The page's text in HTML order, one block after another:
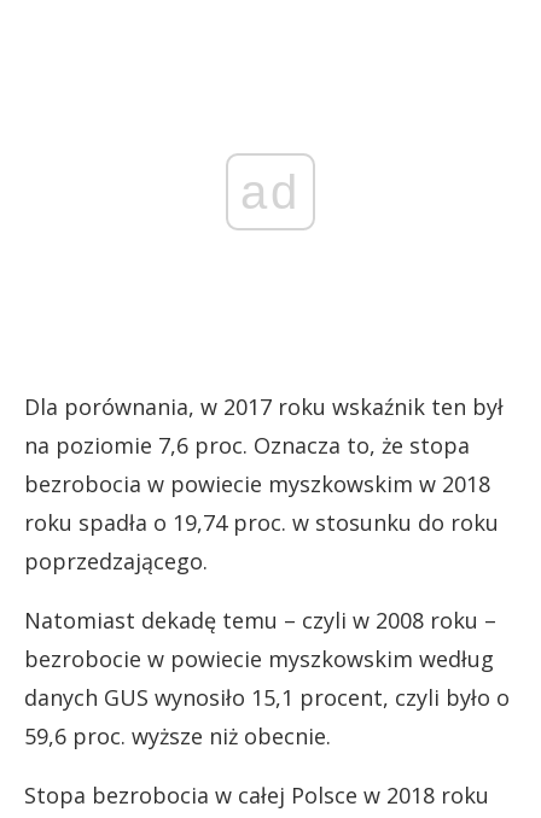
ad
Dla porównania, w 2017 roku wskaźnik ten był
na poziomie 7,6 proc. Oznacza to, że stopa
bezrobocia w powiecie myszkowskim w 2018
roku spadła o 19,74 proc. w stosunku do roku
poprzedzającego.
Natomiast dekadę temu – czyli w 2008 roku –
bezrobocie w powiecie myszkowskim według
danych GUS wynosiło 15,1 procent, czyli było o
59,6 proc. wyższe niż obecnie.
Stopa bezrobocia w całej Polsce w 2018 roku